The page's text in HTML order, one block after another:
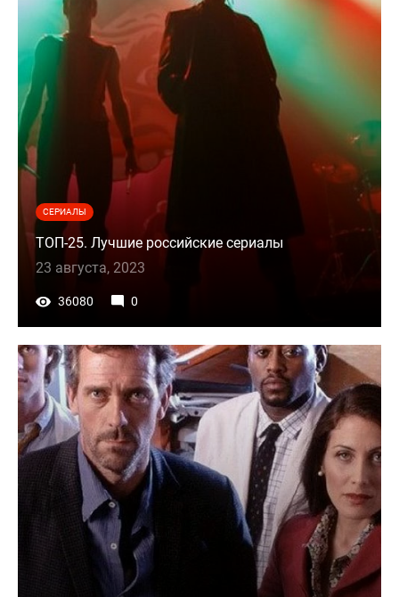
СЕРИАЛЫ
ТОП-25. Лучшие российские сериалы
23 августа, 2023
36080 0